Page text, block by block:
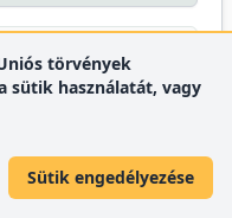
,Terdik, G.:
for soccer game.
on
[s.n], [s.l.],
törvények
sütik használatát, vagy
Sütik engedélyezése